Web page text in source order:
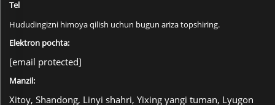
Tel
Hududingizni himoya qilish uchun bugun ariza topshiring.
Elektron pochta:
[email protected]
Manzil:
Xitoy, Shandong, Linyi shahri, Yixing yangi tuman, Lyugon